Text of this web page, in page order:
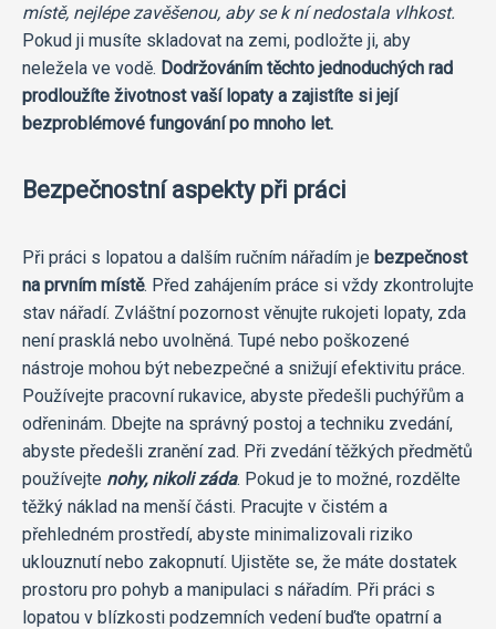
místě, nejlépe zavěšenou, aby se k ní nedostala vlhkost.
Pokud ji musíte skladovat na zemi, podložte ji, aby
neležela ve vodě. Dodržováním těchto jednoduchých rad
prodloužíte životnost vaší lopaty a zajistíte si její
bezproblémové fungování po mnoho let.
Bezpečnostní aspekty při práci
Při práci s lopatou a dalším ručním nářadím je bezpečnost
na prvním místě. Před zahájením práce si vždy zkontrolujte
stav nářadí. Zvláštní pozornost věnujte rukojeti lopaty, zda
není prasklá nebo uvolněná. Tupé nebo poškozené
nástroje mohou být nebezpečné a snižují efektivitu práce.
Používejte pracovní rukavice, abyste předešli puchýřům a
odřeninám. Dbejte na správný postoj a techniku zvedání,
abyste předešli zranění zad. Při zvedání těžkých předmětů
používejte nohy, nikoli záda. Pokud je to možné, rozdělte
těžký náklad na menší části. Pracujte v čistém a
přehledném prostředí, abyste minimalizovali riziko
uklouznutí nebo zakopnutí. Ujistěte se, že máte dostatek
prostoru pro pohyb a manipulaci s nářadím. Při práci s
lopatou v blízkosti podzemních vedení buďte opatrní a